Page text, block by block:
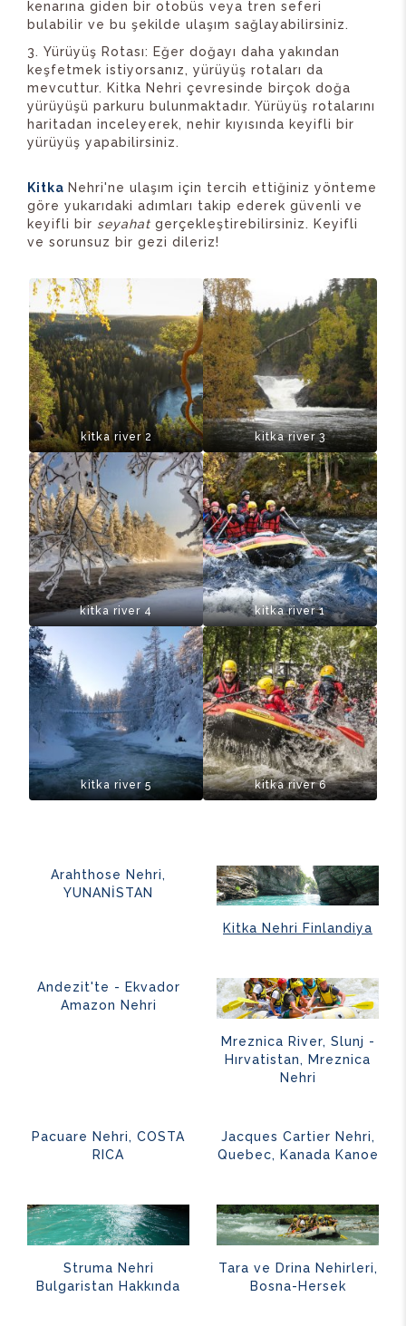
kenarına giden bir otobüs veya tren seferi
bulabilir ve bu şekilde ulaşım sağlayabilirsiniz.
Yürüyüş Rotası: Eğer doğayı daha yakından
keşfetmek istiyorsanız, yürüyüş rotaları da
mevcuttur. Kitka Nehri çevresinde birçok doğa
yürüyüşü parkuru bulunmaktadır. Yürüyüş rotalarını
haritadan inceleyerek, nehir kıyısında keyifli bir
yürüyüş yapabilirsiniz.
Kitka Nehri'ne ulaşım için tercih ettiğiniz yönteme
göre yukarıdaki adımları takip ederek güvenli ve
keyifli bir seyahat gerçekleştirebilirsiniz. Keyifli
ve sorunsuz bir gezi dileriz!
kitka river 2 kitka river 3
kitka river 4 kitka river 1
kitka river 5 kitka river 6
Arahthose Nehri,
YUNANİSTAN
Kitka Nehri Finlandiya
Andezit'te - Ekvador
Amazon Nehri
Mreznica River, Slunj -
Hırvatistan, Mreznica
Nehri
Pacuare Nehri, COSTA
RICA
Jacques Cartier Nehri,
Quebec, Kanada Kanoe
Struma Nehri
Bulgaristan Hakkında
Tara ve Drina Nehirleri,
Bosna-Hersek